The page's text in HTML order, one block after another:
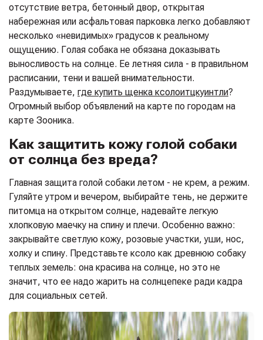
отсутствие ветра, бетонный двор, открытая
набережная или асфальтовая парковка легко добавляют
несколько «невидимых» градусов к реальному
ощущению. Голая собака не обязана доказывать
выносливость на солнце. Ее летняя сила - в правильном
расписании, тени и вашей внимательности.
Раздумываете, где купить щенка ксолоитцкуинтли?
Огромный выбор объявлений на карте по городам на
карте Зооника.
Как защитить кожу голой собаки
от солнца без вреда?
Главная защита голой собаки летом - не крем, а режим.
Гуляйте утром и вечером, выбирайте тень, не держите
питомца на открытом солнце, надевайте легкую
хлопковую маечку на спину и плечи. Особенно важно:
закрывайте светлую кожу, розовые участки, уши, нос,
холку и спину. Представьте ксоло как древнюю собаку
теплых земель: она красива на солнце, но это не
значит, что ее надо жарить на солнцепеке ради кадра
для социальных сетей.